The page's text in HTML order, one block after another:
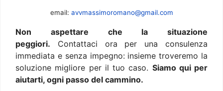
email: avvmassimoromano@gmail.com
Non aspettare che la situazione
peggiori. Contattaci ora per una consulenza
immediata e senza impegno: insieme troveremo la
soluzione migliore per il tuo caso. Siamo qui per
aiutarti, ogni passo del cammino.